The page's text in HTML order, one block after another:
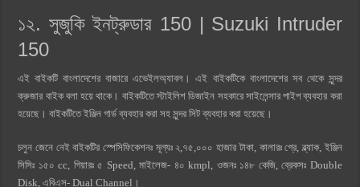
১২. সুজুকি ইনট্রুডার 150 | Suzuki Intruder
150
এই বাইকটি বাংলাদেশের বাজারে এভেইলঅ্যাবল। এই বাইকটিকে বাংলাদেশের সব থেকে সুন্দর
ক্রুজার বাইক বলা হয়ে থাকে। বাইকটিতে স্টাইলিশ ডিজাইন সহকারে সাইলেন্সার পাইপ ব্যবহার করা
হয়েছে। বাইকটিতে ইঞ্জিন গার্ড ব্যবহার করা সহ সুন্দর সিট ব্যবহার করা হয়েছে।
চলুন জেনে নেই বাইকটির স্পেসিফিকেশনঃ মূল্যঃ ২,৭৫,০০০ হাজার টাকা, কালারঃ গ্রে, ব্ল্যাক, ইঞ্জিন
সিসিঃ ১৫০ cc, গিয়ারঃ ৫ Speed, মাইলেজ- ৪০ kmpl, ওজনঃ ১৪৮ কেজি, ব্রেকসঃ Double
Disk, এবিএস- Dual Channel।